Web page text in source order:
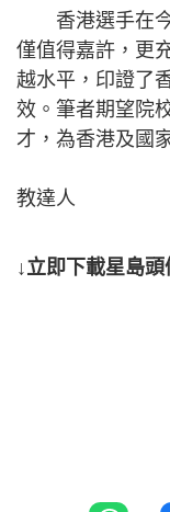
香港選手在今
僅值得嘉許，更
越水平，印證了
效。筆者期望院
才，為香港及國
教達人
↓立即下載星島